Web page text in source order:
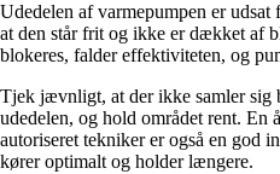
Udedelen af varmepumpen er
at den står frit og ikke er dækket af
blokeres, falder effektiviteten, og
Tjek jævnligt, at der ikke samler sig
udedelen, og hold området rent. En
autoriseret tekniker er også en god
kører optimalt og holder længere.